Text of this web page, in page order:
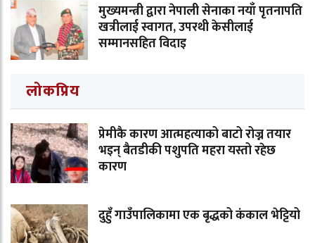
मुख्यमन्त्री द्वारा नेपाली सेनाका नयाँ पृतनापति
खत्रीलाई स्वागत, उपरथी केसीलाई
सम्मानसहित विदाइ
लोकप्रिय
प्रेमीकै कारण आत्महत्याको बाटो रोज्न तयार
भइन् बैतडीकी पशुपति महरा यस्तो रहेछ
कारण
दुहुँ गाउँपालिकामा एक बृद्धको कंकाल भेट्टियो